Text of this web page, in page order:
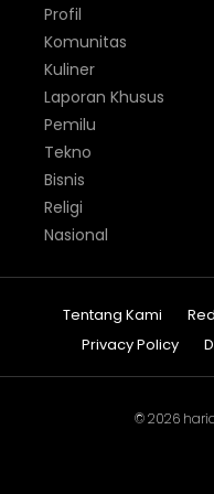
Profil
Komunitas
Kuliner
Laporan Khusus
Pemilu
Tekno
Bisnis
Religi
Nasional
Tentang Kami
Privacy Policy
© 2026